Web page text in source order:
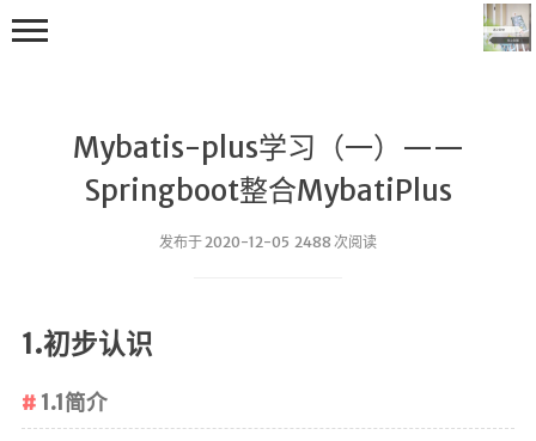
Mybatis-plus学习（一）——
Springboot整合MybatiPlus
发布于 2020-12-05 2488 次阅读
1.初步认识
1.1简介
C++学习